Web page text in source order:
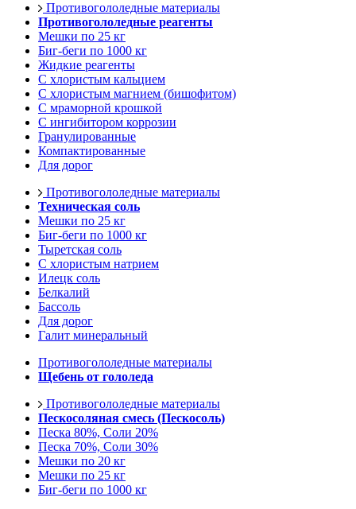
Противогололедные материалы
Противогололедные реагенты
Мешки по 25 кг
Биг-беги по 1000 кг
Жидкие реагенты
С хлористым кальцием
С хлористым магнием (бишофитом)
С мраморной крошкой
С ингибитором коррозии
Гранулированные
Компактированные
Для дорог
Противогололедные материалы
Техническая соль
Мешки по 25 кг
Биг-беги по 1000 кг
Тыретская соль
С хлористым натрием
Илецк соль
Белкалий
Бассоль
Для дорог
Галит минеральный
Противогололедные материалы
Щебень от гололеда
Противогололедные материалы
Пескосоляная смесь (Пескосоль)
Песка 80%, Соли 20%
Песка 70%, Соли 30%
Мешки по 20 кг
Мешки по 25 кг
Биг-беги по 1000 кг